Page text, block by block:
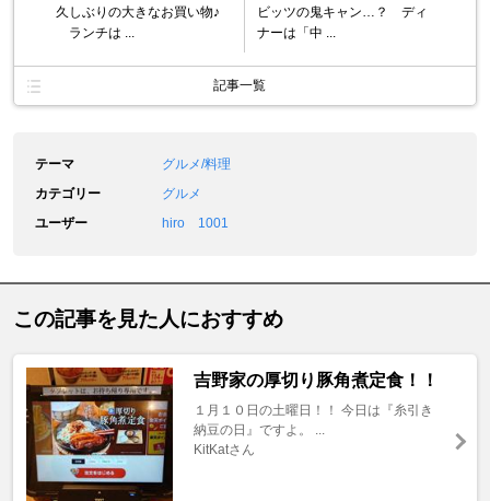
久しぶりの大きなお買い物♪
ランチは ...
ビッツの鬼キャン…？ ディ
ナーは「中 ...
記事一覧
テーマ
グルメ/料理
カテゴリー
グルメ
ユーザー
hiro 1001
この記事を見た人におすすめ
吉野家の厚切り豚角煮定食！！
１月１０日の土曜日！！ 今日は『糸引き
納豆の日』ですよ。 ...
KitKatさん